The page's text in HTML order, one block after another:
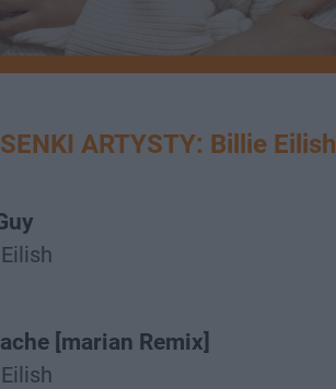
ARTYSTY: Billie Eilish
[marian Remix]